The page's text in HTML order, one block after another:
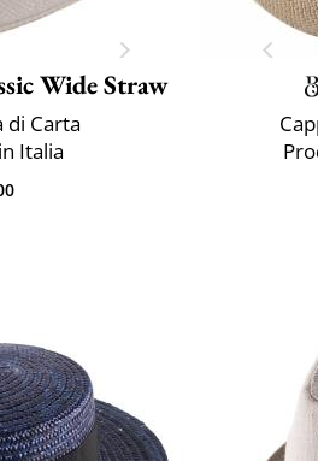
Wide Straw
di Carta
Italia